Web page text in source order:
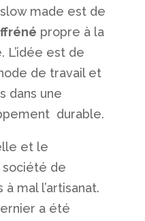
made est de
propre à la
L’idée est de
de travail et
dans une
durable.
et le
de
mal l’artisanat.
a été